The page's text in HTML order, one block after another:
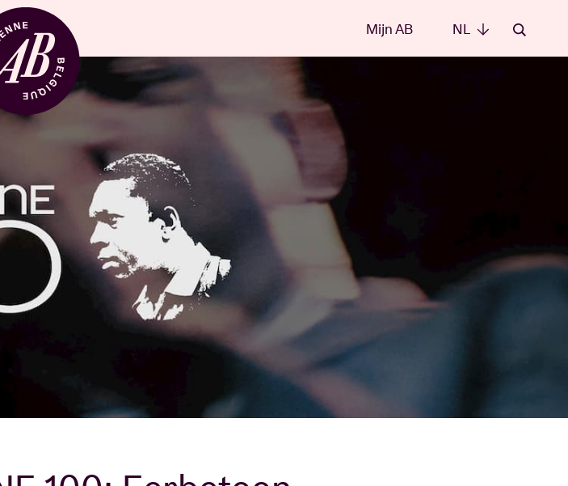
NL
Zaalhuur
BRDCST
ABtv
Concertcheque
Over AB
Contact
Mijn AB NL